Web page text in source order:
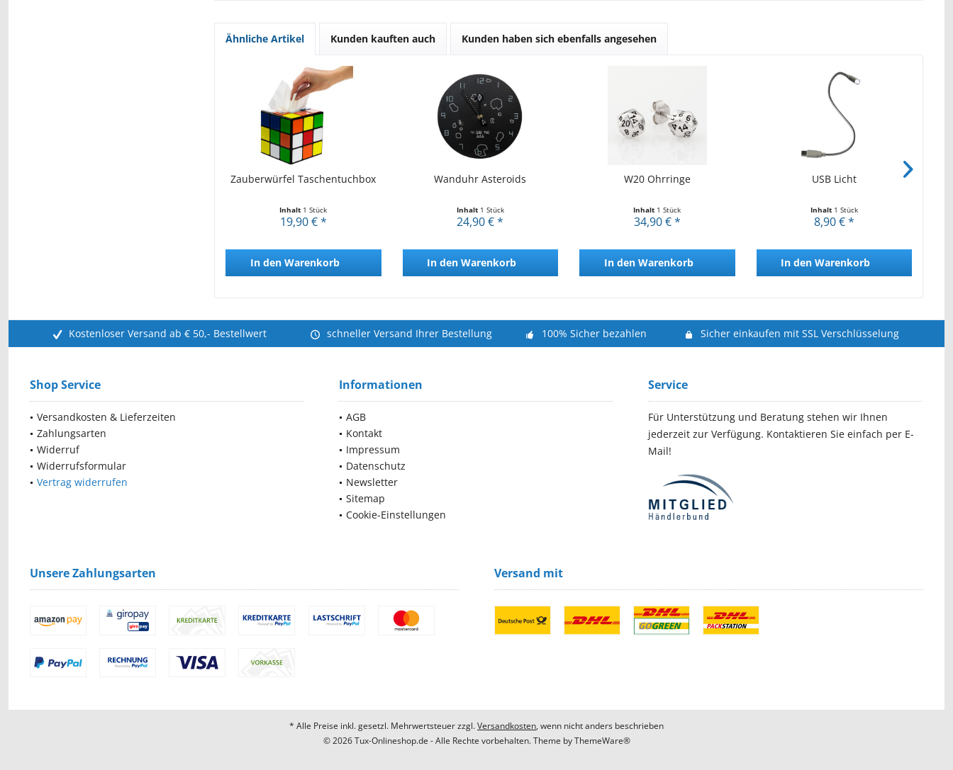
Ähnliche Artikel Kunden kauften auch Kunden haben sich ebenfalls angesehen
Zauberwürfel Taschentuchbox
Inhalt 1 Stück
19,90 € *
In den Warenkorb
Wanduhr Asteroids
Inhalt 1 Stück
24,90 € *
In den Warenkorb
W20 Ohrringe
Inhalt 1 Stück
34,90 € *
In den Warenkorb
USB Licht
Inhalt 1 Stück
8,90 € *
In den Warenkorb
Kostenloser Versand ab € 50,- Bestellwert schneller Versand Ihrer Bestellung 100% Sicher bezahlen Sicher einkaufen mit SSL Verschlüsselung
Shop Service
Versandkosten & Lieferzeiten
Zahlungsarten
Widerruf
Widerrufsformular
Vertrag widerrufen
Informationen
AGB
Kontakt
Impressum
Datenschutz
Newsletter
Sitemap
Cookie-Einstellungen
Service
Für Unterstützung und Beratung stehen wir Ihnen
jederzeit zur Verfügung. Kontaktieren Sie einfach per E-
Mail!
Unsere Zahlungsarten Versand mit
* Alle Preise inkl. gesetzl. Mehrwertsteuer zzgl.Versandkosten, wenn nicht anders beschrieben
© 2026 Tux-Onlineshop.de - Alle Rechte vorbehalten. Theme byThemeWare®